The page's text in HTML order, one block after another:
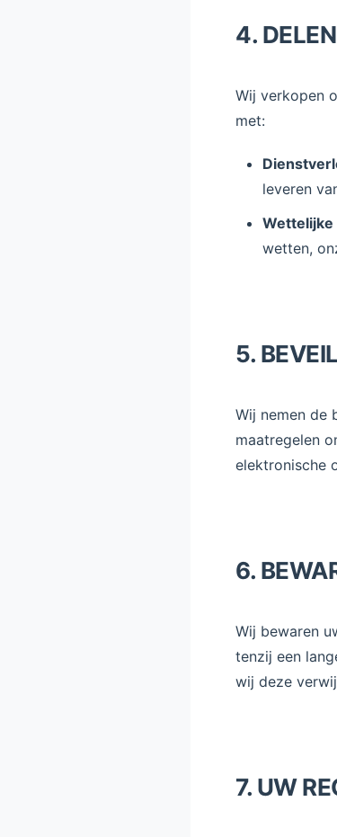
4.
Wij verkopen
met:
leveren
wetten,
5.
Wij nemen de
maatregelen
elektronische
6.
Wij bewaren
tenzij een
wij deze
7. UW